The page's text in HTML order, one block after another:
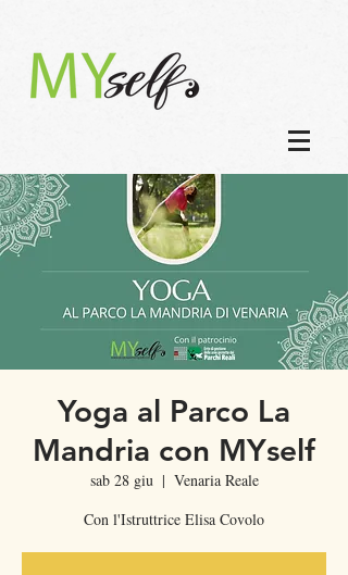
Yoga al Parco La
Mandria con MYself
sab 28 giu
  |
Venaria Reale
Con l'Istruttrice Elisa Covolo